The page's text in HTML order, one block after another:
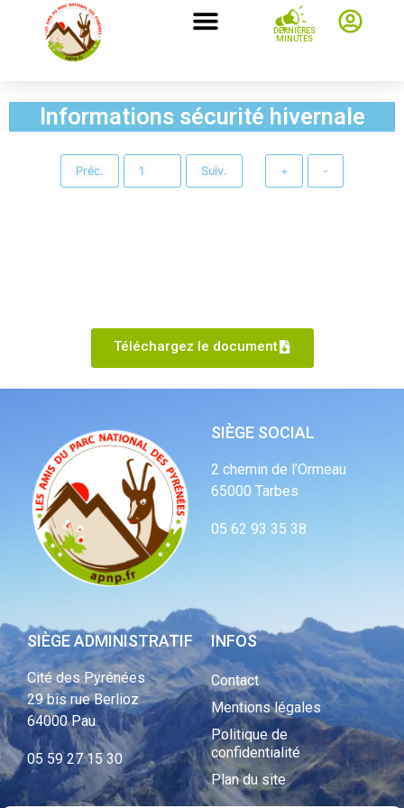
DERNIÈRES
MINUTES
Informations sécurité hivernale
Préc. Suiv. + -
Téléchargez le document
SIÈGE SOCIAL
2 chemin de l’Ormeau
65000 Tarbes
05 62 93 35 38
SIÈGE ADMINISTRATIF
Cité des Pyrénées
29 bis rue Berlioz
64000 Pau
05 59 27 15 30
INFOS
Contact
Mentions légales
Politique de
confidentialité
Plan du site